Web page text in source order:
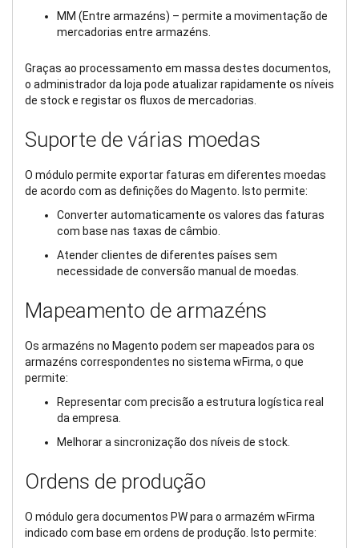
MM (Entre armazéns) – permite a movimentação de
mercadorias entre armazéns.
Graças ao processamento em massa destes documentos,
o administrador da loja pode atualizar rapidamente os níveis
de stock e registar os fluxos de mercadorias.
Suporte de várias moedas
O módulo permite exportar faturas em diferentes moedas
de acordo com as definições do Magento. Isto permite:
Converter automaticamente os valores das faturas
com base nas taxas de câmbio.
Atender clientes de diferentes países sem
necessidade de conversão manual de moedas.
Mapeamento de armazéns
Os armazéns no Magento podem ser mapeados para os
armazéns correspondentes no sistema wFirma, o que
permite:
Representar com precisão a estrutura logística real
da empresa.
Melhorar a sincronização dos níveis de stock.
Ordens de produção
O módulo gera documentos PW para o armazém wFirma
indicado com base em ordens de produção. Isto permite: